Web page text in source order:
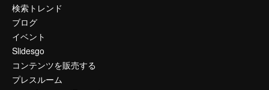
検索トレンド
ブログ
イベント
Slidesgo
コンテンツを販売する
プレスルーム